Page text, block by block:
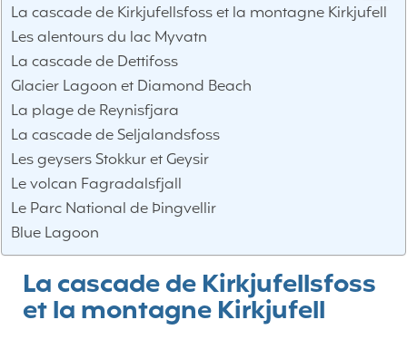
La cascade de Kirkjufellsfoss et la montagne Kirkjufell
Les alentours du lac Myvatn
La cascade de Dettifoss
Glacier Lagoon et Diamond Beach
La plage de Reynisfjara
La cascade de Seljalandsfoss
Les geysers Stokkur et Geysir
Le volcan Fagradalsfjall
Le Parc National de Þingvellir
Blue Lagoon
La cascade de Kirkjufellsfoss
et la montagne Kirkjufell